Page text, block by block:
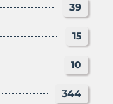
39
15
10
344